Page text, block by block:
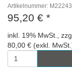
Artikelnummer:
95,20 € *
inkl. 19% MwSt.,
80,00 € (exkl.